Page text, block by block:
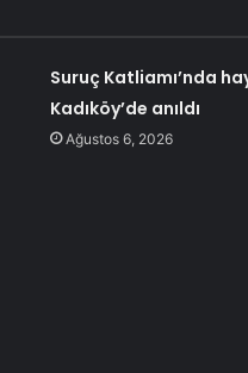
Suruç Katliamı’nda
Kadıköy’de anıldı
Ağustos 6, 2026